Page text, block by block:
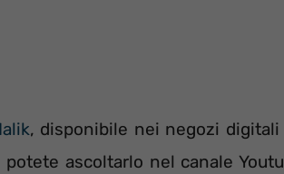
, disponibile nei negozi digitali
ascoltarlo nel canale